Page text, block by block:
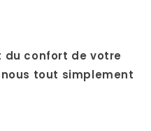
confort de votre
nous tout simplement